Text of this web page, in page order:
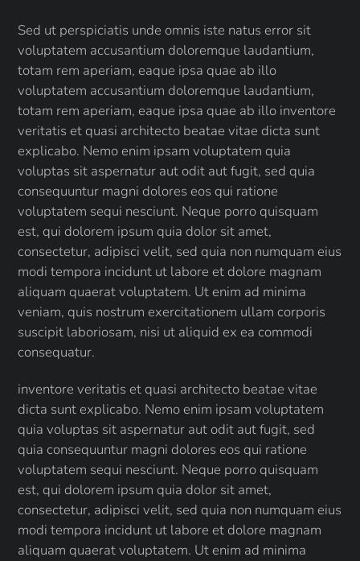
Sed ut perspiciatis unde omnis iste natus error sit
voluptatem accusantium doloremque laudantium,
totam rem aperiam, eaque ipsa quae ab illo
voluptatem accusantium doloremque laudantium,
totam rem aperiam, eaque ipsa quae ab illo inventore
veritatis et quasi architecto beatae vitae dicta sunt
explicabo. Nemo enim ipsam voluptatem quia
voluptas sit aspernatur aut odit aut fugit, sed quia
consequuntur magni dolores eos qui ratione
voluptatem sequi nesciunt. Neque porro quisquam
est, qui dolorem ipsum quia dolor sit amet,
consectetur, adipisci velit, sed quia non numquam eius
modi tempora incidunt ut labore et dolore magnam
aliquam quaerat voluptatem. Ut enim ad minima
veniam, quis nostrum exercitationem ullam corporis
suscipit laboriosam, nisi ut aliquid ex ea commodi
consequatur.
inventore veritatis et quasi architecto beatae vitae
dicta sunt explicabo. Nemo enim ipsam voluptatem
quia voluptas sit aspernatur aut odit aut fugit, sed
quia consequuntur magni dolores eos qui ratione
voluptatem sequi nesciunt. Neque porro quisquam
est, qui dolorem ipsum quia dolor sit amet,
consectetur, adipisci velit, sed quia non numquam eius
modi tempora incidunt ut labore et dolore magnam
aliquam quaerat voluptatem. Ut enim ad minima